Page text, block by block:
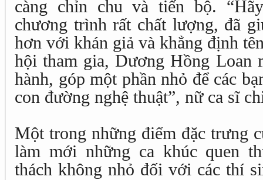
càng chỉn chu và tiến bộ.
chương trình rất chất lượng, đã
hơn với khán giả và khẳng định
hội tham gia, Dương Hồng Loan
hành, góp một phần nhỏ để các
con đường nghệ thuật”, nữ ca sĩ
Một trong những điểm đặc trưng
làm mới những ca khúc quen
thách không nhỏ đối với các thí